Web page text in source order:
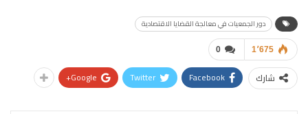
دور الجمعيات في معالجة القضايا الاقتصادية
0 1٬675
شارك Facebook
Twitter
Google+